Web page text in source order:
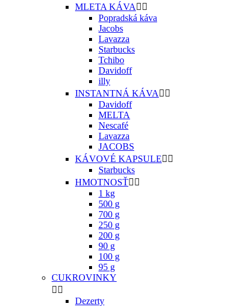
MLETA KÁVA  
Popradská káva
Jacobs
Lavazza
Starbucks
Tchibo
Davidoff
illy
INSTANTNÁ KÁVA  
Davidoff
MELTA
Nescafé
Lavazza
JACOBS
KÁVOVÉ KAPSULE 
Starbucks
HMOTNOSŤ 
1 kg
500 g
700 g
250 g
200 g
90 g
100 g
95 g
CUKROVINKY
 
Dezerty